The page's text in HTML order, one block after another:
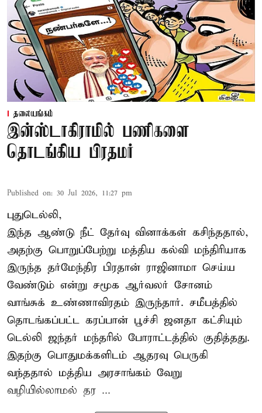
தலையங்கம்
இன்ஸ்டாகிராமில் பணிகளை
தொடங்கிய பிரதமர்
Published on: 30 Jul 2026, 11:27 pm
புதுடெல்லி,
இந்த ஆண்டு நீட் தேர்வு வினாக்கள் கசிந்ததால்,
அதற்கு பொறுப்பேற்று மத்திய கல்வி மந்திரியாக
இருந்த தர்மேந்திர பிரதான் ராஜினாமா செய்ய
வேண்டும் என்று சமூக ஆர்வலர் சோனம்
வாங்சுக் உண்ணாவிரதம் இருந்தார். சமீபத்தில்
தொடங்கப்பட்ட கரப்பான் பூச்சி ஜனதா கட்சியும்
டெல்லி ஜந்தர் மந்தரில் போராட்டத்தில் குதித்தது.
இதற்கு பொதுமக்களிடம் ஆதரவு பெருகி
வந்ததால் மத்திய அரசாங்கம் வேறு
வழியில்லாமல் தர ...